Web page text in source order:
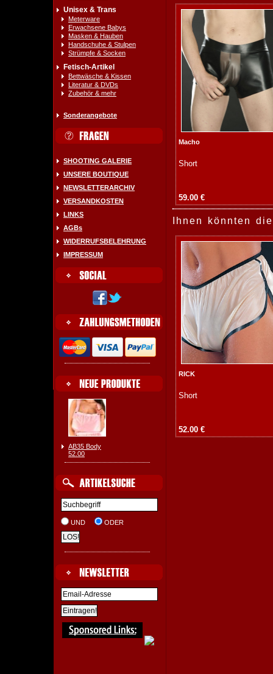
Unisex & Trans
Meterware
Erwachsene Babys
Masken & Hauben
Handschuhe & Stulpen
Strümpfe & Socken
Fetisch-Artikel
Bettwäsche & Kissen
Literatur & DVDs
Zubehör & mehr
Sonderangebote
SHOOTING GALERIE
UNSERE BOUTIQUE
NEWSLETTERARCHIV
VERSANDKOSTEN
LINKS
AGBs
WIDERRUFSBELEHRUNG
IMPRESSUM
AB35 Body
52.00
UND ODER
Macho
Short
59.00 €
Ihnen könnten
RICK
Short
52.00 €